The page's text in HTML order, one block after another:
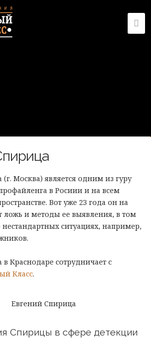
Москва) является одним из гуру
в Росиии и на всем
Вот уже 23 года он на
ложь и методы ее выявления, в том
ситуациях, например,
Краснодаре сотрудничает с
Класс.
Спирицы в сфере детекции